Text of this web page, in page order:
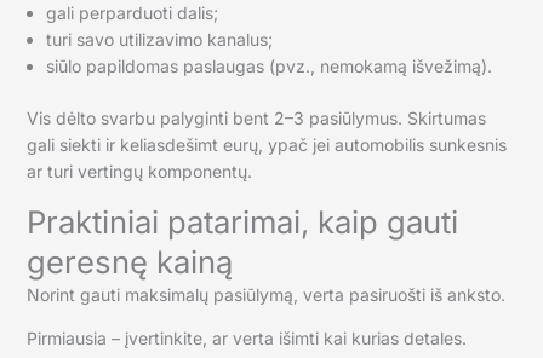
gali perparduoti dalis;
turi savo utilizavimo kanalus;
siūlo papildomas paslaugas (pvz., nemokamą išvežimą).
Vis dėlto svarbu palyginti bent 2–3 pasiūlymus. Skirtumas
gali siekti ir keliasdešimt eurų, ypač jei automobilis sunkesnis
ar turi vertingų komponentų.
Praktiniai patarimai, kaip gauti
geresnę kainą
Norint gauti maksimalų pasiūlymą, verta pasiruošti iš anksto.
Pirmiausia – įvertinkite, ar verta išimti kai kurias detales.